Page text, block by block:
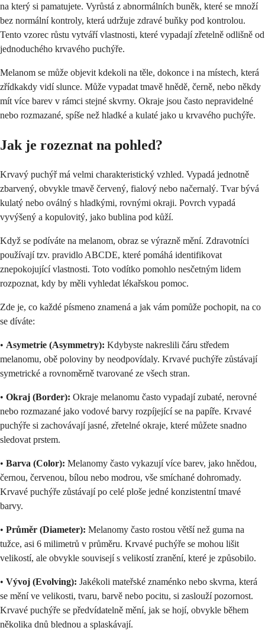
na který si pamatujete. Vyrůstá z abnormálních buněk, které se množí
bez normální kontroly, která udržuje zdravé buňky pod kontrolou.
Tento vzorec růstu vytváří vlastnosti, které vypadají zřetelně odlišně od
jednoduchého krvavého puchýře.
Melanom se může objevit kdekoli na těle, dokonce i na místech, která
zřídkakdy vidí slunce. Může vypadat tmavě hnědě, černě, nebo někdy
mít více barev v rámci stejné skvrny. Okraje jsou často nepravidelné
nebo rozmazané, spíše než hladké a kulaté jako u krvavého puchýře.
Jak je rozeznat na pohled?
Krvavý puchýř má velmi charakteristický vzhled. Vypadá jednotně
zbarvený, obvykle tmavě červený, fialový nebo načernalý. Tvar bývá
kulatý nebo oválný s hladkými, rovnými okraji. Povrch vypadá
vyvýšený a kopulovitý, jako bublina pod kůží.
Když se podíváte na melanom, obraz se výrazně mění. Zdravotníci
používají tzv. pravidlo ABCDE, které pomáhá identifikovat
znepokojující vlastnosti. Toto vodítko pomohlo nesčetným lidem
rozpoznat, kdy by měli vyhledat lékařskou pomoc.
Zde je, co každé písmeno znamená a jak vám pomůže pochopit, na co
se díváte:
• Asymetrie (Asymmetry): Kdybyste nakreslili čáru středem
melanomu, obě poloviny by neodpovídaly. Krvavé puchýře zůstávají
symetrické a rovnoměrně tvarované ze všech stran.
• Okraj (Border): Okraje melanomu často vypadají zubaté, nerovné
nebo rozmazané jako vodové barvy rozpíjející se na papíře. Krvavé
puchýře si zachovávají jasné, zřetelné okraje, které můžete snadno
sledovat prstem.
• Barva (Color): Melanomy často vykazují více barev, jako hnědou,
černou, červenou, bílou nebo modrou, vše smíchané dohromady.
Krvavé puchýře zůstávají po celé ploše jedné konzistentní tmavé
barvy.
• Průměr (Diameter): Melanomy často rostou větší než guma na
tužce, asi 6 milimetrů v průměru. Krvavé puchýře se mohou lišit
velikostí, ale obvykle souvisejí s velikostí zranění, které je způsobilo.
• Vývoj (Evolving): Jakékoli mateřské znaménko nebo skvrna, která
se mění ve velikosti, tvaru, barvě nebo pocitu, si zaslouží pozornost.
Krvavé puchýře se předvídatelně mění, jak se hojí, obvykle během
několika dnů blednou a splaskávají.